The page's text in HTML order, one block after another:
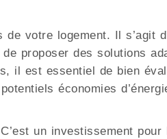
votre logement. Il s’agit
proposer des solutions
il est essentiel de bien
économies
un investissement pour